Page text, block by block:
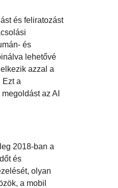
és feliratozást
és
lehetővé
azzal a
Ezt a
az AI
2018-ban a
és
olyan
a mobil